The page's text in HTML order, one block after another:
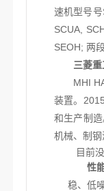
速机型号
SCUA,
SEOH; 两
三菱
MHI
装置。
和生产制
机械、制
目前
性
稳、低